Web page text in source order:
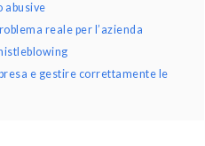
abusive
reale per l’azienda
e gestire correttamente le